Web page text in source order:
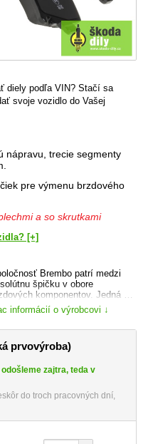
diely podľa VIN? Stačí sa
svoje vozidlo do Vašej
nápravu, trecie segmenty
pre výmenu brzdového
a so skrutkami
[+]
Brembo patrí medzi
špičku v obore
komponentov. Jedná sa
lídra na poli technologického
technických inovácií,
laickou verejnosťou, a to
disciplínach
po Moto GP. Do tejto chvíle má
na konte viac ako 200
disciplínami.
informácií o výrobcovi ↓
prvovýroba)
zajtra, teda v
do troch pracovných dní,